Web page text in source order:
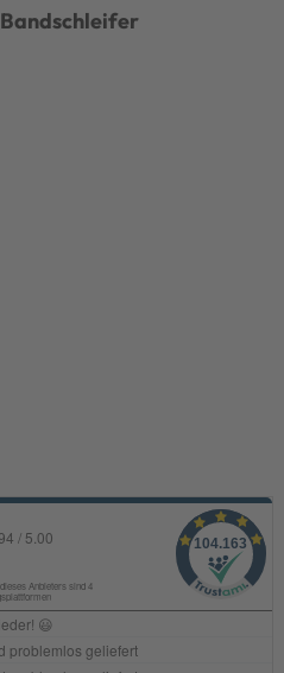
Bandschleifer